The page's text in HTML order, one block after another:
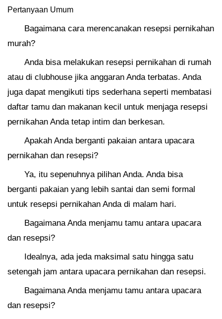
Pertanyaan Umum
Bagaimana cara merencanakan resepsi pernikahan
murah?
Anda bisa melakukan resepsi pernikahan di rumah
atau di clubhouse jika anggaran Anda terbatas. Anda
juga dapat mengikuti tips sederhana seperti membatasi
daftar tamu dan makanan kecil untuk menjaga resepsi
pernikahan Anda tetap intim dan berkesan.
Apakah Anda berganti pakaian antara upacara
pernikahan dan resepsi?
Ya, itu sepenuhnya pilihan Anda. Anda bisa
berganti pakaian yang lebih santai dan semi formal
untuk resepsi pernikahan Anda di malam hari.
Bagaimana Anda menjamu tamu antara upacara
dan resepsi?
Idealnya, ada jeda maksimal satu hingga satu
setengah jam antara upacara pernikahan dan resepsi.
Bagaimana Anda menjamu tamu antara upacara
dan resepsi?